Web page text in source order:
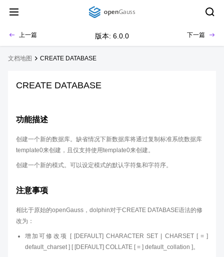
上一篇 版本: 6.0.0 下一篇
文档地图 CREATE DATABASE
CREATE DATABASE
功能描述
创建一个新的数据库。缺省情况下新数据库将通过复制标准系统数据库
template0来创建，且仅支持使用template0来创建。
创建一个新的模式。可以设定模式的默认字符集和字符序。
注意事项
相比于原始的openGauss，dolphin对于CREATE DATABASE语法的修
改为：
增加可修改项 [ [DEFAULT] CHARACTER SET | CHARSET [ = ]
default_charset ] [ [DEFAULT] COLLATE [ = ] default_collation ]。